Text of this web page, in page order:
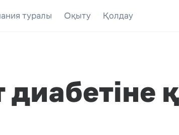
туралы Оқыту Қолдау
диабетіне